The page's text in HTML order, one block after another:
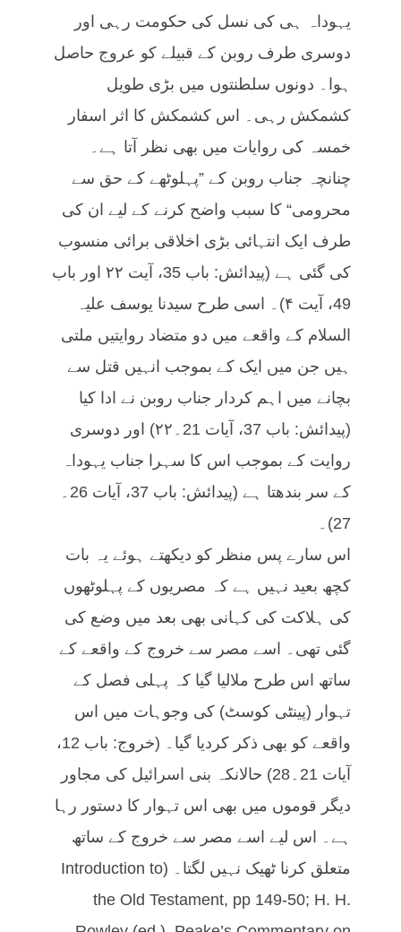
یہوداہ ہی کی نسل کی حکومت رہی اور
دوسری طرف روبن کے قبیلے کو عروج حاصل
ہوا۔ دونوں سلطنتوں میں بڑی طویل
کشمکش رہی۔ اس کشمکش کا اثر اسفار
خمسہ کی روایات میں بھی نظر آتا ہے۔
چنانچہ جناب روبن کے ”پہلوٹھے کے حق سے
محرومی“ کا سبب واضح کرنے کے لیے ان کی
طرف ایک انتہائی بڑی اخلاقی برائی منسوب
کی گئی ہے (پیدائش: باب 35، آیت ۲۲ اور باب
49، آیت ۴)۔ اسی طرح سیدنا یوسف علیہ
السلام کے واقعے میں دو متضاد روایتیں ملتی
ہیں جن میں ایک کے بموجب انہیں قتل سے
بچانے میں اہم کردار جناب روبن نے ادا کیا
(پیدائش: باب 37، آیات 21۔۲۲) اور دوسری
روایت کے بموجب اس کا سہرا جناب یہوداہ
27)۔
اس سارے پس منظر کو دیکھتے ہوئے یہ بات
کچھ بعید نہیں ہے کہ مصریوں کے پہلوٹھوں
کی ہلاکت کی کہانی بھی بعد میں وضع کی
گئی تھی۔ اسے مصر سے خروج کے واقعے کے
ساتھ اس طرح ملالیا گیا کہ پہلی فصل کے
تہوار (پینٹی کوسٹ) کی وجوہات میں اس
واقعے کو بھی ذکر کردیا گیا۔ (خروج: باب 12،
آیات 21۔28) حالانکہ بنی اسرائیل کی مجاور
دیگر قوموں میں بھی اس تہوار کا دستور رہا
ہے۔ اس لیے اسے مصر سے خروج کے ساتھ
متعلق کرنا ٹھیک نہیں لگتا۔ (Introduction to
the Old Testament, pp 149-50; H. H.